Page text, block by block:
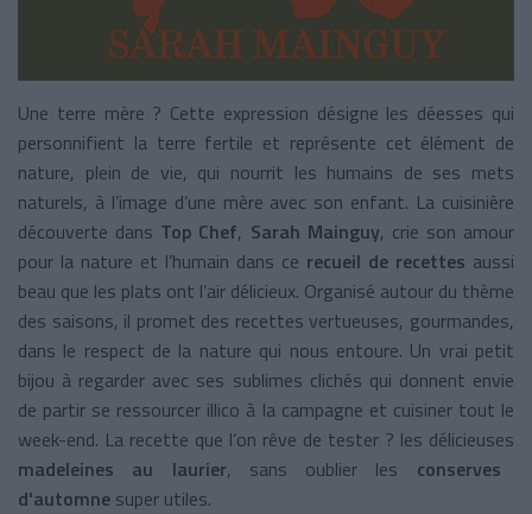
Une terre mère ? Cette expression désigne les déesses qui
personnifient la terre fertile et représente cet élément de
nature, plein de vie, qui nourrit les humains de ses mets
naturels, à l’image d’une mère avec son enfant. La cuisinière
découverte dans Top Chef, Sarah Mainguy, crie son amour
pour la nature et l’humain dans ce recueil de recettes aussi
beau que les plats ont l’air délicieux. Organisé autour du thème
des saisons, il promet des recettes vertueuses, gourmandes,
dans le respect de la nature qui nous entoure. Un vrai petit
bijou à regarder avec ses sublimes clichés qui donnent envie
de partir se ressourcer illico à la campagne et cuisiner tout le
week-end. La recette que l’on rêve de tester ? les délicieuses
madeleines au laurier, sans oublier les conserves
d'automne super utiles.